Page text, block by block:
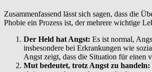
Zusammenfassend lässt sich sagen, dass die
Phobie ein Prozess ist, der mehrere wichtige
Der Held hat Angst: Es ist normal,
insbesondere bei Erkrankungen wie
Angst zeigt, dass die Situation für einen
Mut bedeutet, trotz Angst zu handeln: